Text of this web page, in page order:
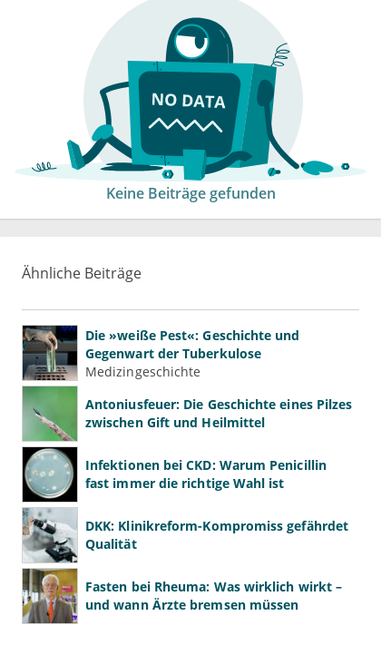
Keine Beiträge gefunden
Ähnliche Beiträge
Die »weiße Pest«: Geschichte und
Gegenwart der Tuberkulose
Medizingeschichte
Antoniusfeuer: Die Geschichte eines Pilzes
zwischen Gift und Heilmittel
Infektionen bei CKD: Warum Penicillin
fast immer die richtige Wahl ist
DKK: Klinikreform-Kompromiss gefährdet
Qualität
Fasten bei Rheuma: Was wirklich wirkt –
und wann Ärzte bremsen müssen